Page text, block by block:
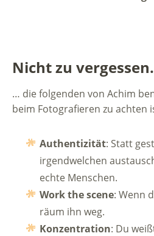
Nicht zu
… die folgenden von Achim
beim Fotografieren zu achten
Authentizität: Statt
irgendwelchen
echte Menschen.
Work the scene: Wenn
räum ihn weg.
Konzentration: Du